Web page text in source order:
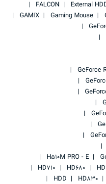
External
FALCON
Gaming Mouse
GAMIX
GeForce
H510M PRO - E
HD680
HD710
HD830
HDD